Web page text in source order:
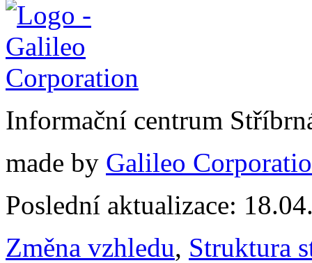
Informační centrum
made by Galileo
Poslední aktualizace:
Změna vzhledu, Struktura